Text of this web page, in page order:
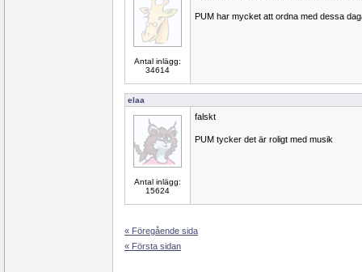
Antal inlägg:
34614
PUM har mycket att ordna med dessa
elaa
Antal inlägg:
15624
falskt
PUM tycker det är roligt med musik
« Föregående sida
« Första sidan